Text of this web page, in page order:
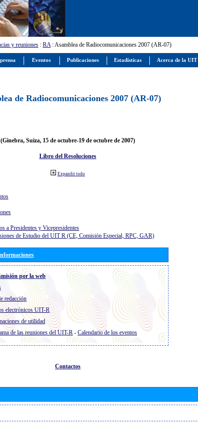
y reuniones : RA: Asamblea de Radiocomunicaciones 2007 (AR-07)
de Radiocomunicaciones 2007 (AR-07)
(Ginebra, Suiza, 15 de octubre-19 de octubre de 2007)
Libro del Resoluciones
Expandir todo
a Presidentes y Vicepresidentes
de Estudio del UIT R (CE, Comisión Especial, RPC, GAR)
por la web
redacción
electrónicos UIT-R
de utilidad
de las reuniones del UIT-R- Calendario de los eventos
Contactos
Eventos Publicaciones Estadísticas Acerca de la UIT